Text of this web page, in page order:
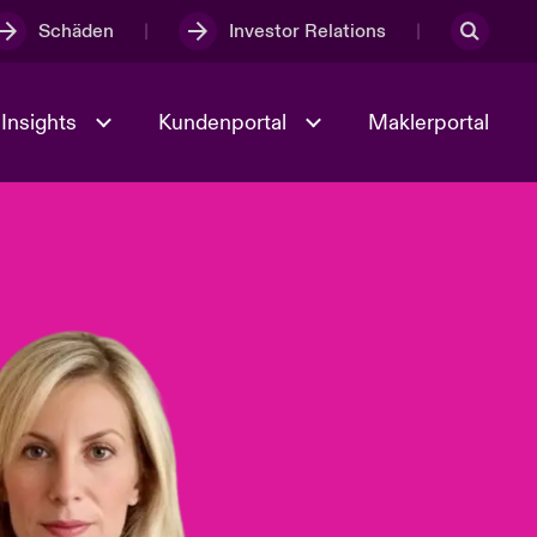
Schäden Investor Relations
Full Spectrum Cyber
Kundenportal Maklerportal